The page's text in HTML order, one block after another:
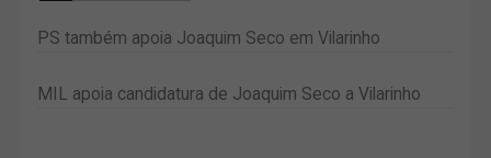
PS também apoia Joaquim Seco em Vilarinho
MIL apoia candidatura de Joaquim Seco a Vilarinho